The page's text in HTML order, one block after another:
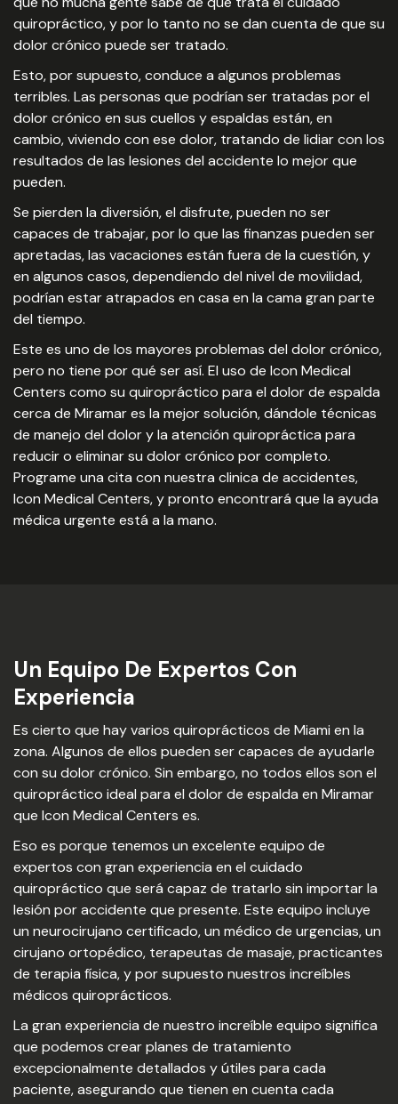
quiropráctico, y por lo tanto no se dan cuenta de que su
dolor crónico puede ser tratado.
Esto, por supuesto, conduce a algunos problemas
terribles. Las personas que podrían ser tratadas por el
dolor crónico en sus cuellos y espaldas están, en
cambio, viviendo con ese dolor, tratando de lidiar con los
resultados de las lesiones del accidente lo mejor que
pueden.
Se pierden la diversión, el disfrute, pueden no ser
capaces de trabajar, por lo que las finanzas pueden ser
apretadas, las vacaciones están fuera de la cuestión, y
en algunos casos, dependiendo del nivel de movilidad,
podrían estar atrapados en casa en la cama gran parte
del tiempo.
Este es uno de los mayores problemas del dolor crónico,
pero no tiene por qué ser así. El uso de Icon Medical
Centers como su quiropráctico para el dolor de espalda
cerca de Miramar es la mejor solución, dándole técnicas
de manejo del dolor y la atención quiropráctica para
reducir o eliminar su dolor crónico por completo.
Programe una cita con nuestra clinica de accidentes,
Icon Medical Centers, y pronto encontrará que la ayuda
médica urgente está a la mano.
Un Equipo De Expertos Con
Experiencia
Es cierto que hay varios quiroprácticos de Miami en la
zona. Algunos de ellos pueden ser capaces de ayudarle
con su dolor crónico. Sin embargo, no todos ellos son el
quiropráctico ideal para el dolor de espalda en Miramar
que Icon Medical Centers es.
Eso es porque tenemos un excelente equipo de
expertos con gran experiencia en el cuidado
quiropráctico que será capaz de tratarlo sin importar la
lesión por accidente que presente. Este equipo incluye
un neurocirujano certificado, un médico de urgencias, un
cirujano ortopédico, terapeutas de masaje, practicantes
de terapia física, y por supuesto nuestros increíbles
médicos quiroprácticos.
La gran experiencia de nuestro increíble equipo significa
que podemos crear planes de tratamiento
excepcionalmente detallados y útiles para cada
paciente, asegurando que tienen en cuenta cada